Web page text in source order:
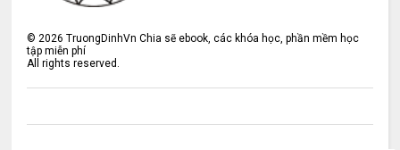
©2026 TruongDinhVn Chia sẽ ebook, các khóa học, phần mềm học
tập miễn phí
All rights reserved.